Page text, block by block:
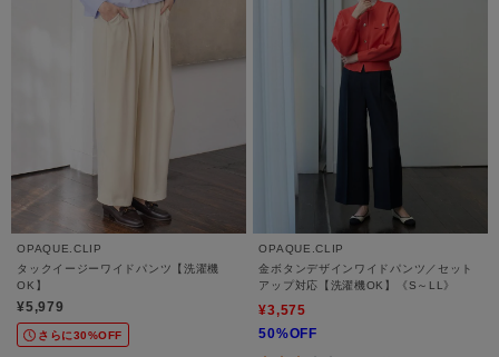
OPAQUE.CLIP
タックイージーワイドパンツ【洗濯機
OK】
¥5,979
さらに30%OFF
OPAQUE.CLIP
金ボタンデザインワイドパンツ／セット
アップ対応【洗濯機OK】《S～LL》
¥3,575
50%OFF